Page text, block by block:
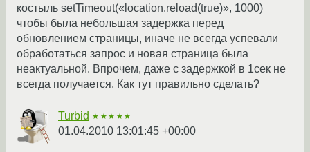
костыль setTimeout(«location.reload(true)», 1000)
чтобы была небольшая задержка перед
обновлением страницы, иначе не всегда успевали
обработаться запрос и новая страница была
неактуальной. Впрочем, даже с задержкой в 1сек не
всегда получается. Как тут правильно сделать?
Turbid ★★★★★
01.04.2010 13:01:45 +00:00